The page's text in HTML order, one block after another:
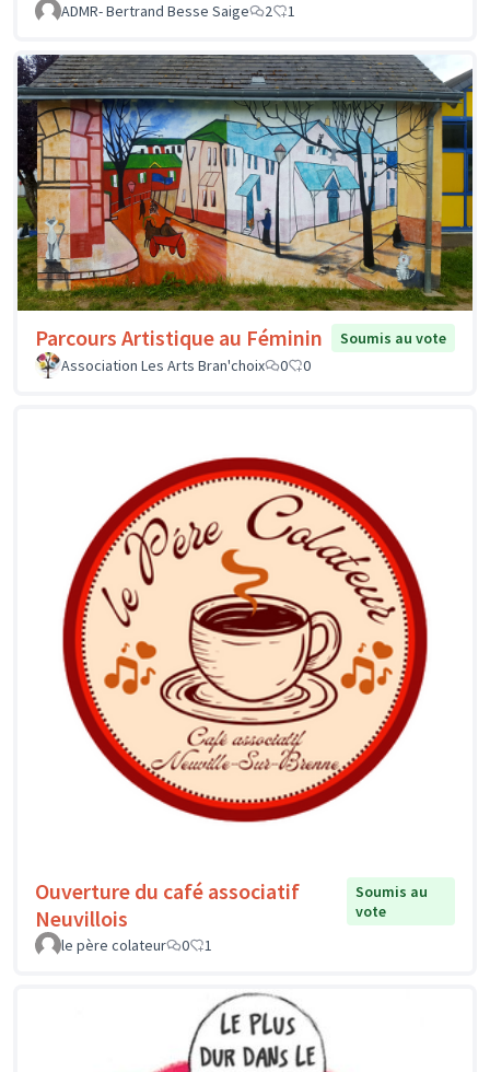
ADMR- Bertrand Besse Saige 2 1
Parcours Artistique au Féminin
Soumis au vote
Association Les Arts Bran'choix
0 0
Ouverture du café associatif
Neuvillois
Soumis au
vote
le père colateur
0 1